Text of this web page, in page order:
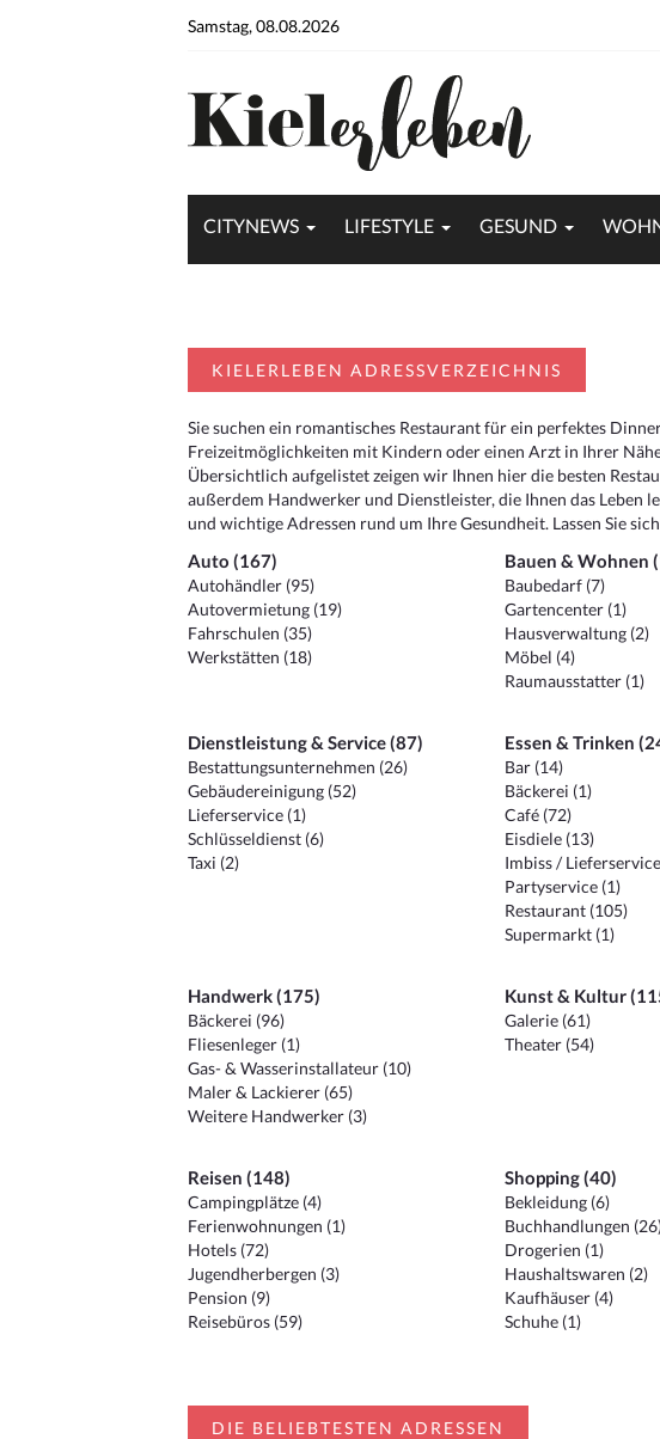
Samstag, 08.08.2026
CITYNEWS LIFESTYLE GESUND
KIELERLEBEN ADRESSVERZEICHNIS
Sie suchen ein romantisches Restaurant für ein perfektes
Freizeitmöglichkeiten mit Kindern oder einen Arzt in Ihrer
Übersichtlich aufgelistet zeigen wir Ihnen hier die besten
außerdem Handwerker und Dienstleister, die Ihnen das Leben
und wichtige Adressen rund um Ihre Gesundheit. Lassen Sie
Auto (167)
Autohändler (95)
Autovermietung (19)
Fahrschulen (35)
Werkstätten (18)
Bauen & Wohnen
Baubedarf (7)
Gartencenter (1)
Hausverwaltung (2)
Möbel (4)
Raumausstatter (1)
Dienstleistung & Service (87)
Bestattungsunternehmen (26)
Gebäudereinigung (52)
Lieferservice (1)
Schlüsseldienst (6)
Taxi (2)
Essen & Trinken
Bar (14)
Bäckerei (1)
Café (72)
Eisdiele (13)
Imbiss /
Partyservice (1)
Restaurant (105)
Supermarkt (1)
Handwerk (175)
Bäckerei (96)
Fliesenleger (1)
Gas- & Wasserinstallateur (10)
Maler & Lackierer (65)
Weitere Handwerker (3)
Kunst & Kultur
Galerie (61)
Theater (54)
Reisen (148)
Campingplätze (4)
Ferienwohnungen (1)
Hotels (72)
Jugendherbergen (3)
Pension (9)
Reisebüros (59)
Shopping (40)
Bekleidung (6)
Buchhandlungen
Drogerien (1)
Haushaltswaren (2)
Kaufhäuser (4)
Schuhe (1)
DIE BELIEBTESTEN ADRESSEN